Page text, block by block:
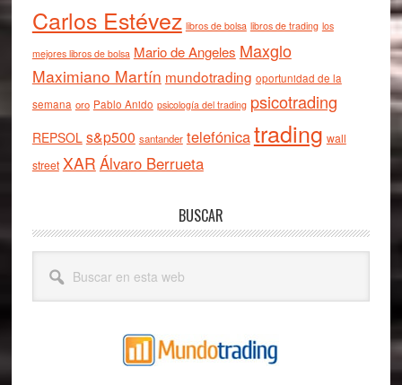
Carlos Estévez libros de bolsa libros de trading los
mejores libros de bolsa Mario de Angeles Maxglo
Maximiano Martín mundotrading oportunidad de la
semana oro Pablo Anido psicología del trading psicotrading
REPSOL s&p500 santander telefónicatrading wall
street XAR Álvaro Berrueta
BUSCAR
esta